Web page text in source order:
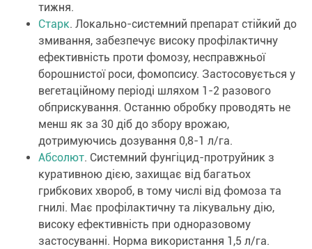
тижня.
Старк. Локально-системний препарат стійкий до
змивання, забезпечує високу профілактичну
ефективність проти фомозу, несправжньої
борошнистої роси, фомопсису. Застосовується у
вегетаційному періоді шляхом 1-2 разового
обприскування. Останню обробку проводять не
менш як за 30 діб до збору врожаю,
дотримуючись дозування 0,8-1 л/га.
Абсолют. Системний фунгіцид-протруйник з
куративною дією, захищає від багатьох
грибкових хвороб, в тому числі від фомоза та
гнилі. Має профілактичну та лікувальну дію,
високу ефективність при одноразовому
застосуванні. Норма використання 1,5 л/га.